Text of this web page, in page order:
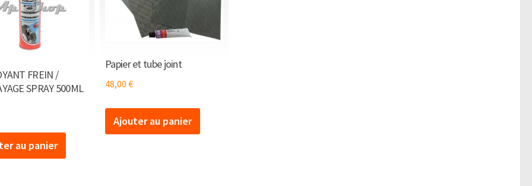
FREIN /
SPRAY 500ML
au panier
Papier et tube joint
48,00 €
Ajouter au panier